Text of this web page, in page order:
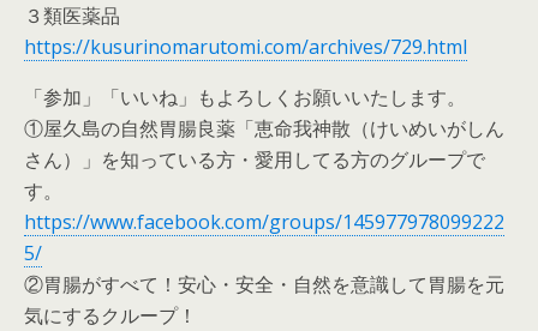
３類医薬品
https://kusurinomarutomi.com/archives/729.html
「参加」「いいね」もよろしくお願いいたします。
①屋久島の自然胃腸良薬「恵命我神散（けいめいがしん
さん）」を知っている方・愛用してる方のグループで
す。
https://www.facebook.com/groups/145977978099222
5/
②胃腸がすべて！安心・安全・自然を意識して胃腸を元
気にするクループ！